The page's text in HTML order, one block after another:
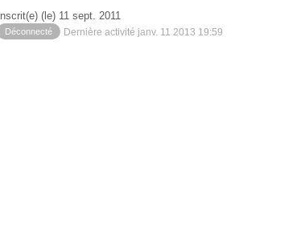
Inscrit(e) (le) 11 sept. 2011
Déconnecté Dernière activité janv. 11 2013 19:59